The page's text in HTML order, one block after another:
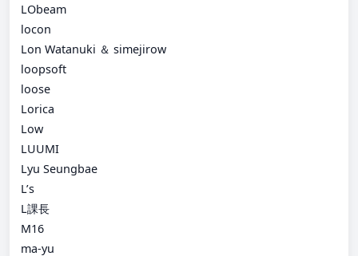
LObeam
locon
Lon Watanuki ＆ simejirow
loopsoft
loose
Lorica
Low
LUUMI
Lyu Seungbae
L’s
L課長
M16
ma-yu